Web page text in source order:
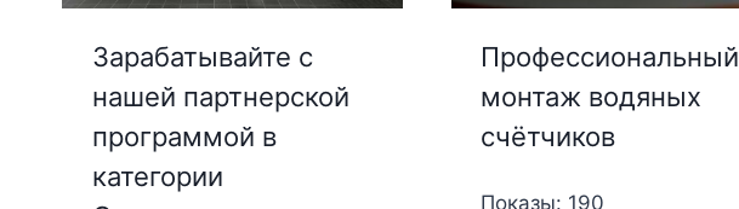
Зарабатывайте с
нашей партнерской
программой в
категории
Профессиональный
монтаж водяных
счётчиков
Показы: 190